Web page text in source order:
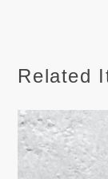
Related